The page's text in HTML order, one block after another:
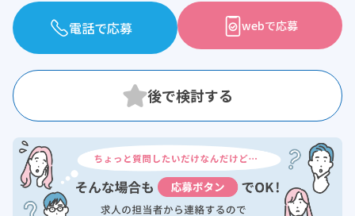
電話で応募 webで応募